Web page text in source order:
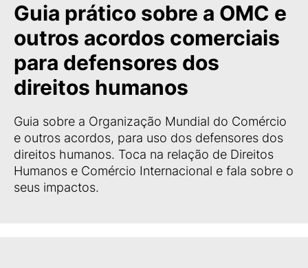
Guia prático sobre a OMC e
outros acordos comerciais
para defensores dos
direitos humanos
Guia sobre a Organização Mundial do Comércio
e outros acordos, para uso dos defensores dos
direitos humanos. Toca na relação de Direitos
Humanos e Comércio Internacional e fala sobre o
seus impactos.